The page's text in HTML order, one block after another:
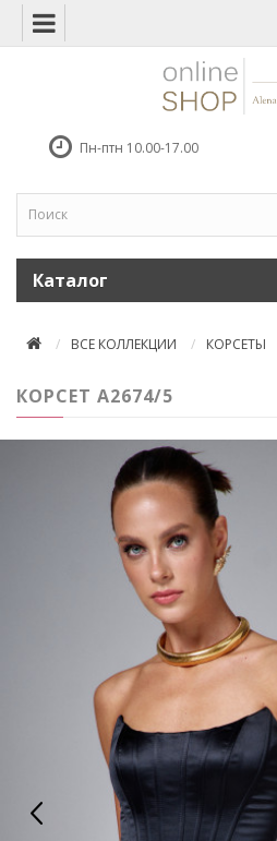
Пн-птн 10.00-17.00
Каталог
ВСЕ КОЛЛЕКЦИИ КОРСЕТЫ
КОРСЕТ А2674/5